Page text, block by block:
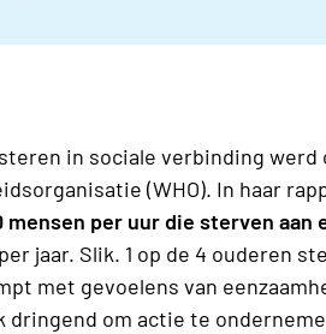
in sociale verbinding
(WHO). In haar
mensen per uur die sterven aan
jaar. Slik. 1 op de 4 ouderen
met gevoelens van
dringend om actie te